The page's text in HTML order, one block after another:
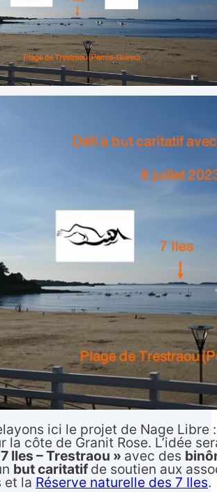
ici le projet de Nage Libre
la côte de Granit Rose. L’idée
Iles – Trestraou » avec des
but caritatif de soutien aux
et la Réserve naturelle des 7 Iles.